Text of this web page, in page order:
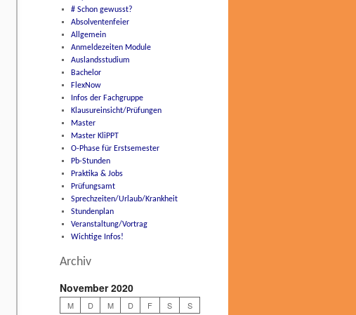
# Schon gewusst?
Absolventenfeier
Allgemein
Anmeldezeiten Module
Auslandsstudium
Bachelor
FlexNow
Infos der Fachgruppe
Klausureinsicht/Prüfungen
Master
Master KliPPT
O-Phase für Erstsemester
Pb-Stunden
Praktika & Jobs
Prüfungsamt
Sprechzeiten/Urlaub/Krankheit
Stundenplan
Veranstaltung/Vortrag
Wichtige Infos!
Archiv
November 2020
M D M D F S S